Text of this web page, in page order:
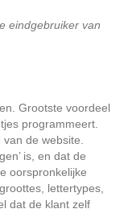
eindgebruiker van
Grootste voordeel
programmeert.
de website.
is, en dat de
oorspronkelijke
lettertypes,
dat de klant zelf